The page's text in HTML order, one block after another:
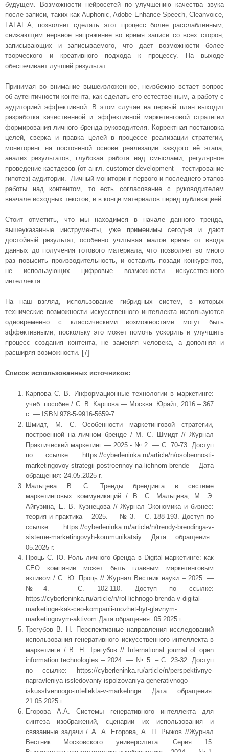
будущем. Возможности нейросетей по улучшению качества звука
после записи, таких как Auphonic, Adobe Enhance Speech, Cleanvoice,
LALAL.A, позволяет сделать этот процесс более расслабленным,
снижающим нервное напряжение во время записи со всех сторон,
записывающих и записываемого, что дает возможности более
творческого и креативного подхода к процессу. На выходе
обеспечивает лучший результат.
Принимая во внимание вышеизложенное, неизбежно встает вопрос
об аутентичности контента, как сделать его естественным, а работу с
аудиторией эффективной. В этом случае на первый план выходит
разработка качественной и эффективной маркетинговой стратегии
формирования личного бренда руководителя. Корректная постановка
целей, сверка и правка целей в процессе реализации стратегии,
мониторинг на постоянной основе реализации каждого её этапа,
анализ результатов, глубокая работа над смыслами, регулярное
проведение кастдевов (от англ. customer development – тестирование
гипотез) аудитории. Личный мониторинг первого и последнего этапов
работы над контентом, то есть согласование с руководителем
вначале исходных текстов, и в конце материалов перед публикацией.
Стоит отметить, что мы находимся в начале данного тренда,
вышеуказанные инструменты, уже применимы сегодня и дают
достойный результат, особенно учитывая малое время от ввода
данных до получения готового материала, что позволяет во много
раз повысить производительность, и оставить позади конкурентов,
не использующих цифровые возможности искусственного
интеллекта.
На наш взгляд, использование гибридных систем, в которых
технические возможности искусственного интеллекта используются
одновременно с классическими возможностями могут быть
эффективными, поскольку это может помочь ускорить и улучшить
процесс создания контента, не заменяя человека, а дополняя и
расширяя возможности. [7]
Список использованных источников:
Карпова С. В. Информационные технологии в маркетинге:
учеб. пособие / С. В. Карпова — Москва: Юрайт, 2016 – 367
с. — ISBN 978-5-9916-5659-7
Шмидт, М. С. Особенности маркетинговой стратегии,
построенной на личном бренде / М. С. Шмидт // Журнал
Практический маркетинг — 2025.- № 2. — C. 70-73. Доступ
по ссылке: https://cyberleninka.ru/article/n/osobennosti-
marketingovoy-strategii-postroennoy-na-lichnom-brende Дата
обращения: 24.05.2025 г.
Мальцева В. С. Тренды брендинга в системе
маркетинговых коммуникаций / В. С. Мальцева, М. Э.
Айгузина, Е. В. Кузнецова // Журнал Экономика и бизнес:
теория и практика – 2025. — № 3. – С. 188-193. Доступ по
ссылке: https://cyberleninka.ru/article/n/trendy-brendinga-v-
sisteme-marketingovyh-kommunikatsiy Дата обращения:
05.2025 г.
Проць С. Ю. Роль личного бренда в Digital-маркетинге: как
CEO компании может быть главным маркетинговым
активом / C. Ю. Проць // Журнал Вестник науки – 2025. —
№4. – С. 102-110. Доступ по ссылке:
https://cyberleninka.ru/article/n/rol-lichnogo-brenda-v-digital-
marketinge-kak-ceo-kompanii-mozhet-byt-glavnym-
marketingovym-aktivom Дата обращения: 05.2025 г.
Трегубов В. Н. Перспективные направления исследований
использования генеративного искусственного интеллекта в
маркетинге / В. Н. Трегубов // International journal of open
information technologies – 2024. — № 5. – С. 23-32. Доступ
по ссылке: https://cyberleninka.ru/article/n/perspektivnye-
napravleniya-issledovaniy-ispolzovaniya-generativnogo-
iskusstvennogo-intellekta-v-marketinge Дата обращения:
21.05.2025 г.
Егорова А.А. Системы генеративного интеллекта для
синтеза изображений, сценарии их использования и
связанные задачи / А. А. Егорова, А. П. Рыжов //Журнал
Вестник Московского университета. Серия 15.